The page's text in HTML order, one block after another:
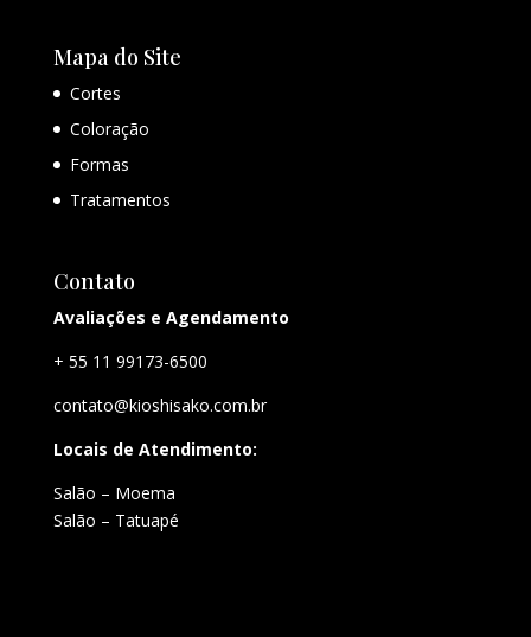
Mapa do Site
Cortes
Coloração
Formas
Tratamentos
Contato
Avaliações e Agendamento
+ 55 11 99173-6500
contato@kioshisako.com.br
Locais de Atendimento:
Salão – Moema
Salão – Tatuapé